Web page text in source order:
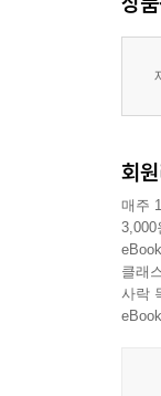
회
매주
3,000
클래
사락